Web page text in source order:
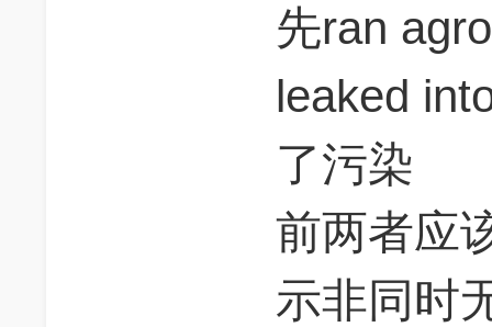
先ran
leaked
了污染
前两者应
示非同时